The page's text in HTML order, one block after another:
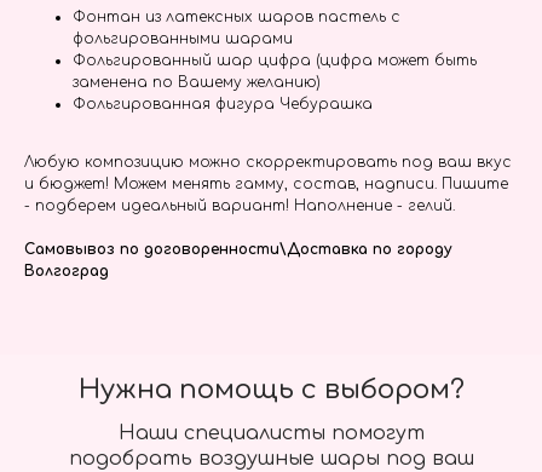
Фонтан из латексных шаров пастель с
фольгированными шарами
Фольгированный шар цифра (цифра может быть
заменена по Вашему желанию)
Фольгированная фигура Чебурашка
Любую композицию можно скорректировать под ваш вкус
и бюджет! Можем менять гамму, состав, надписи. Пишите
- подберем идеальный вариант! Наполнение - гелий.
Самовывоз по договоренности\Доставка по городу
Волгоград
Наши специалисты помогут
подобрать воздушные шары под ваш
Нужна помощь с выбором?